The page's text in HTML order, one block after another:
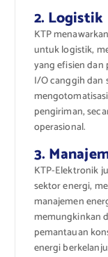
2. Logistik
KTP
untuk logistik,
yang efisien
I/O canggih dan
pengiriman,
operasional.
3.
KTP-Elektronik
sektor energi,
manajemen
memungkinkan
pemantauan
energi